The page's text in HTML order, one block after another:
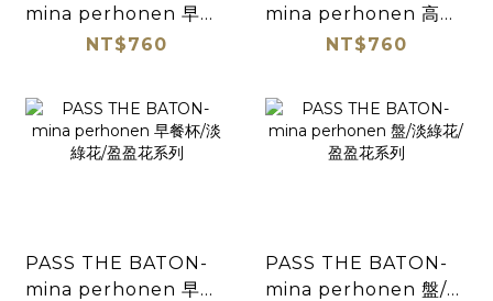
mina perhonen 早餐
杯/藍花/盈盈花系列
NT$760
mina perhonen 高台
早餐杯/淡綠花/盈盈花系
NT$760
PASS THE BATON-
mina perhonen 早餐
PASS THE BATON-
mina perhonen 盤/淡